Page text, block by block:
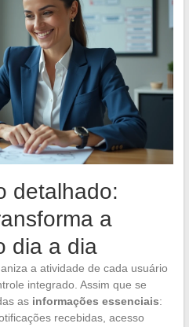
detalhado:
a
dia a dia
a atividade de cada usuário
integrado. Assim que se
as informações essenciais:
recebidas, acesso